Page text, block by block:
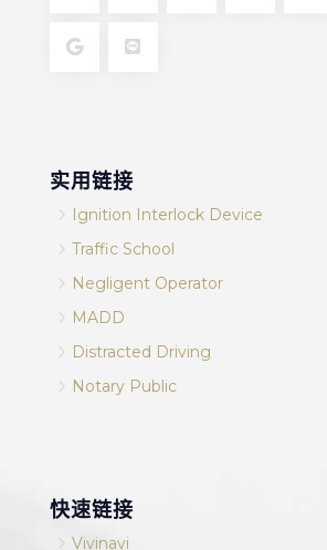
实用链接
5 Ignition Interlock Device
5 Traffic School
5 Negligent Operator
5 MADD
5 Distracted Driving
5 Notary Public
快速链接
5 Vivinavi